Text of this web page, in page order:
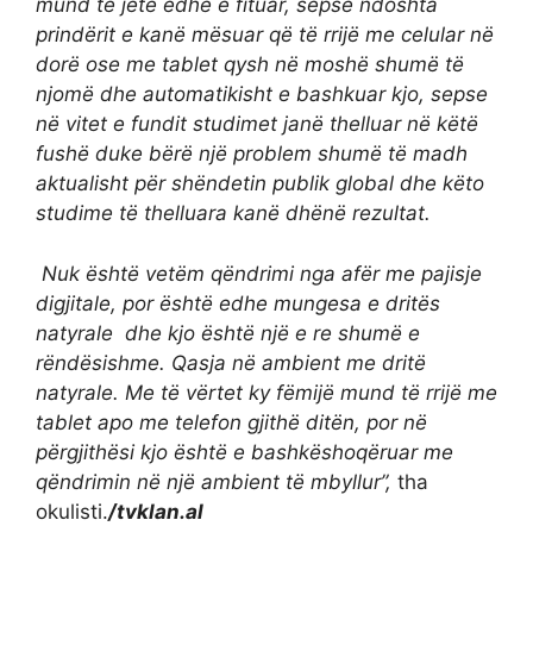
mund të jetë edhe e fituar, sepse ndoshta
prindërit e kanë mësuar që të rrijë me celular në
dorë ose me tablet qysh në moshë shumë të
njomë dhe automatikisht e bashkuar kjo, sepse
në vitet e fundit studimet janë thelluar në këtë
fushë duke bërë një problem shumë të madh
aktualisht për shëndetin publik global dhe këto
studime të thelluara kanë dhënë rezultat.
Nuk është vetëm qëndrimi nga afër me pajisje
digjitale, por është edhe mungesa e dritës
natyrale dhe kjo është një e re shumë e
rëndësishme. Qasja në ambient me dritë
natyrale. Me të vërtet ky fëmijë mund të rrijë me
tablet apo me telefon gjithë ditën, por në
përgjithësi kjo është e bashkëshoqëruar me
qëndrimin në një ambient të mbyllur”, tha
okulisti./tvklan.al